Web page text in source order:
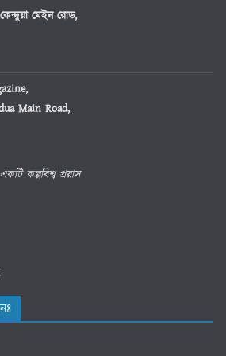
মেইন রোড,
Main Road,
একটি কল্পবিশ্ব প্রয়াস